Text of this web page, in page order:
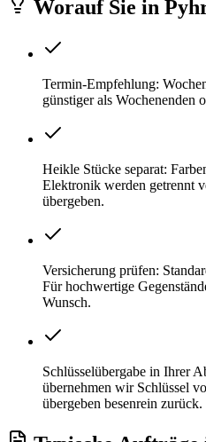
Worauf Sie in
Termin-Empfehlung:
günstiger als Wochenenden
Heikle Stücke separat:
Elektronik werden getrennt
übergeben.
Versicherung prüfen:
Für hochwertige
Wunsch.
Schlüsselübergabe in Ihrer
übernehmen wir Schlüssel
übergeben besenrein zurück.